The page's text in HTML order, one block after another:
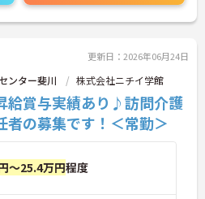
更新日：2026年06月24日
ンター斐川 株式会社ニチイ学館
給賞与実績あり♪訪問介護
者の募集です！＜常勤＞
～25.4万円程度